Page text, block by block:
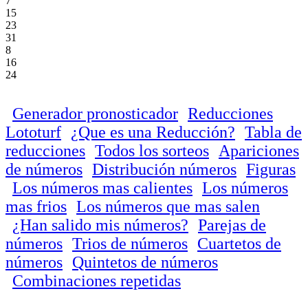
15
23
31
8
16
24
Generador pronosticador Reducciones
Lototurf
¿Que es una Reducción? Tabla de
reducciones Todos los sorteos
Apariciones
de números Distribución números Figuras
Los números mas calientes Los números
mas frios Los números que mas salen
¿Han salido mis números? Parejas de
números Trios de números Cuartetos de
números Quintetos de números
Combinaciones repetidas